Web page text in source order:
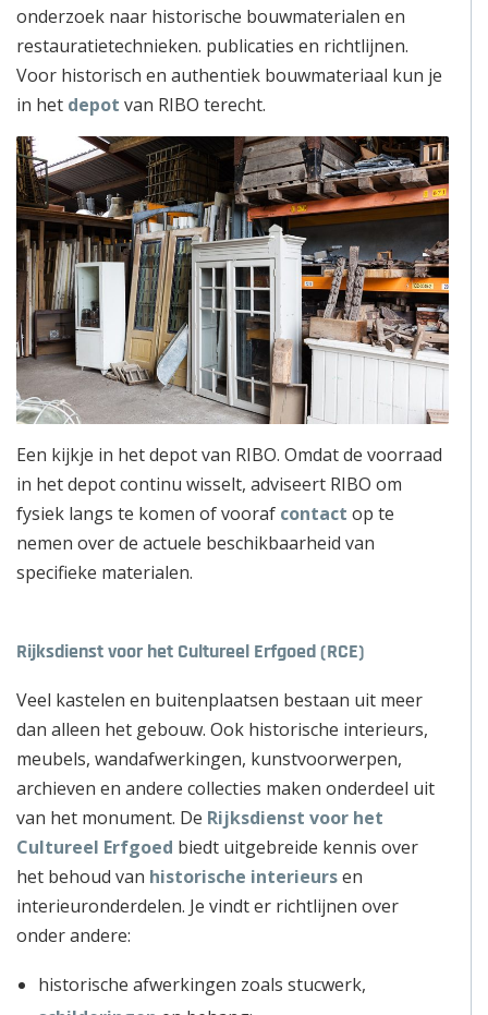
onderzoek naar historische bouwmaterialen en
restauratietechnieken. publicaties en richtlijnen.
Voor historisch en authentiek bouwmateriaal kun je
in het depot van RIBO terecht.
Een kijkje in het depot van RIBO. Omdat de voorraad
in het depot continu wisselt, adviseert RIBO om
fysiek langs te komen of vooraf contact op te
nemen over de actuele beschikbaarheid van
specifieke materialen.
Rijksdienst voor het Cultureel Erfgoed (RCE)
Veel kastelen en buitenplaatsen bestaan uit meer
dan alleen het gebouw. Ook historische interieurs,
meubels, wandafwerkingen, kunstvoorwerpen,
archieven en andere collecties maken onderdeel uit
van het monument. De Rijksdienst voor het
Cultureel Erfgoed biedt uitgebreide kennis over
het behoud van historische interieursen
interieuronderdelen. Je vindt er richtlijnen over
onder andere:
historische afwerkingen zoals stucwerk,